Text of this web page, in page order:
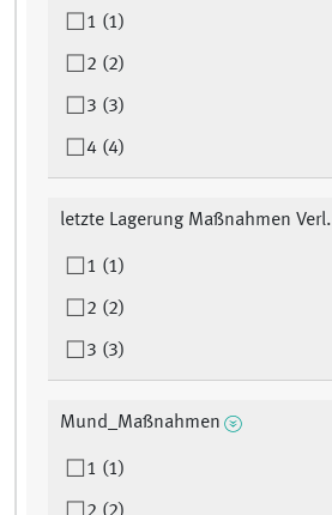
1 (1)
2 (2)
3 (3)
4 (4)
letzte Lagerung Maßnahmen Verl.
1 (1)
2 (2)
3 (3)
Mund_Maßnahmen
1 (1)